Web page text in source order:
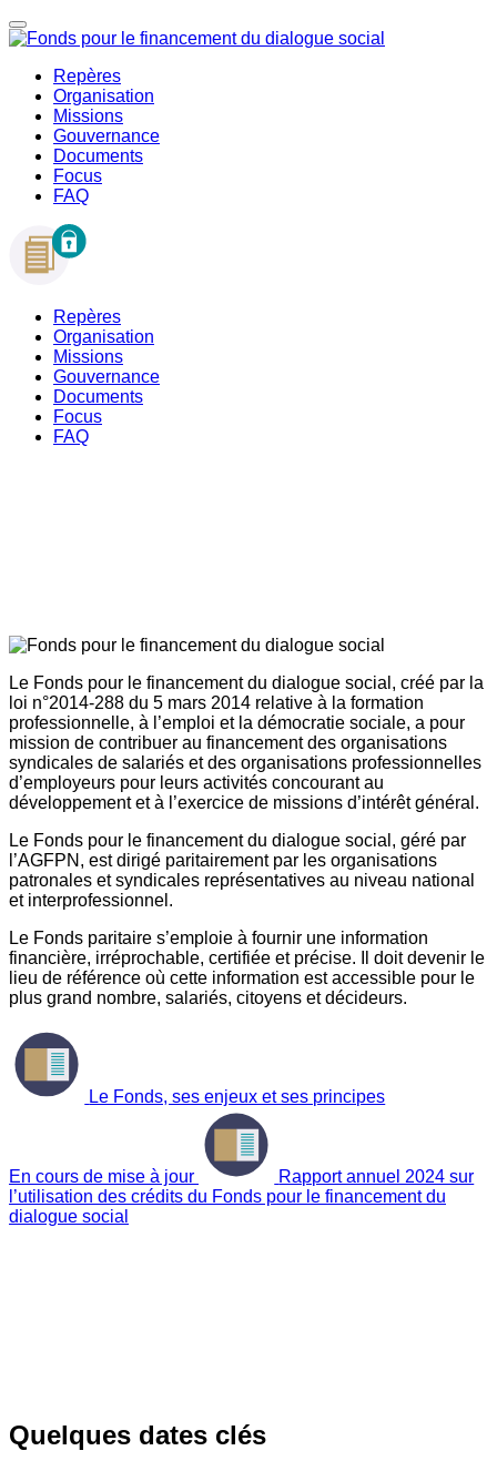
Repères
Organisation
Missions
Gouvernance
Documents
Focus
FAQ
Repères
Organisation
Missions
Gouvernance
Documents
Focus
FAQ
Le Fonds pour le financement du dialogue social, créé par la
loi n°2014-288 du 5 mars 2014 relative à la formation
professionnelle, à l’emploi et la démocratie sociale, a pour
mission de contribuer au financement des organisations
syndicales de salariés et des organisations professionnelles
d’employeurs pour leurs activités concourant au
développement et à l’exercice de missions d’intérêt général.
Le Fonds pour le financement du dialogue social, géré par
l’AGFPN, est dirigé paritairement par les organisations
patronales et syndicales représentatives au niveau national
et interprofessionnel.
Le Fonds paritaire s’emploie à fournir une information
financière, irréprochable, certifiée et précise. Il doit devenir le
lieu de référence où cette information est accessible pour le
plus grand nombre, salariés, citoyens et décideurs.
Le Fonds, ses enjeux et ses principes
En cours de mise à jour
Rapport annuel 2024 sur
l’utilisation des crédits du Fonds pour le financement du
dialogue social
Quelques dates clés